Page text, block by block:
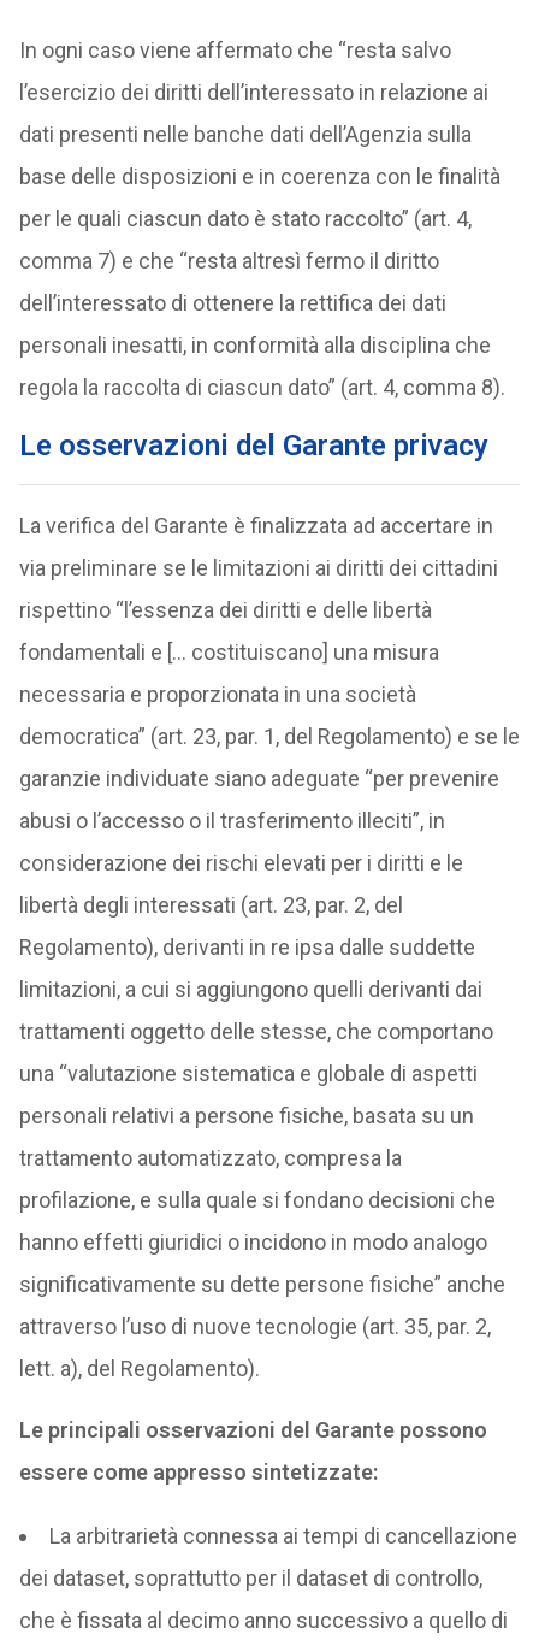
In ogni caso viene affermato che “resta salvo
l’esercizio dei diritti dell’interessato in relazione ai
dati presenti nelle banche dati dell’Agenzia sulla
base delle disposizioni e in coerenza con le finalità
per le quali ciascun dato è stato raccolto” (art. 4,
comma 7) e che “resta altresì fermo il diritto
dell’interessato di ottenere la rettifica dei dati
personali inesatti, in conformità alla disciplina che
regola la raccolta di ciascun dato” (art. 4, comma 8).
Le osservazioni del Garante privacy
La verifica del Garante è finalizzata ad accertare in
via preliminare se le limitazioni ai diritti dei cittadini
rispettino “l’essenza dei diritti e delle libertà
fondamentali e [… costituiscano] una misura
necessaria e proporzionata in una società
democratica” (art. 23, par. 1, del Regolamento) e se le
garanzie individuate siano adeguate “per prevenire
abusi o l’accesso o il trasferimento illeciti”, in
considerazione dei rischi elevati per i diritti e le
libertà degli interessati (art. 23, par. 2, del
Regolamento), derivanti in re ipsa dalle suddette
limitazioni, a cui si aggiungono quelli derivanti dai
trattamenti oggetto delle stesse, che comportano
una “valutazione sistematica e globale di aspetti
personali relativi a persone fisiche, basata su un
trattamento automatizzato, compresa la
profilazione, e sulla quale si fondano decisioni che
hanno effetti giuridici o incidono in modo analogo
significativamente su dette persone fisiche” anche
attraverso l’uso di nuove tecnologie (art. 35, par. 2,
lett. a), del Regolamento).
Le principali osservazioni del Garante possono
essere come appresso sintetizzate:
La arbitrarietà connessa ai tempi di cancellazione
dei dataset, soprattutto per il dataset di controllo,
che è fissata al decimo anno successivo a quello di